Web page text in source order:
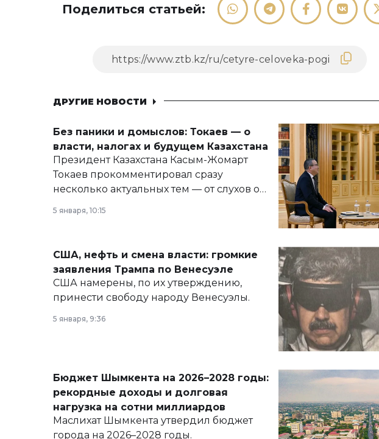
Поделиться статьей:
ДРУГИЕ НОВОСТИ
Без паники и домыслов: Токаев — о
власти, налогах и будущем Казахстана
Президент Казахстана Касым-Жомарт
Токаев прокомментировал сразу
несколько актуальных тем — от слухов о
армии, экономики и личного здоровья.
5 января, 10:15
США, нефть и смена власти: громкие
заявления Трампа по Венесуэле
США намерены, по их утверждению,
принести свободу народу Венесуэлы.
5 января, 9:36
Бюджет Шымкента на 2026–2028 годы:
рекордные доходы и долговая
нагрузка на сотни миллиардов
Маслихат Шымкента утвердил бюджет
города на 2026–2028 годы.